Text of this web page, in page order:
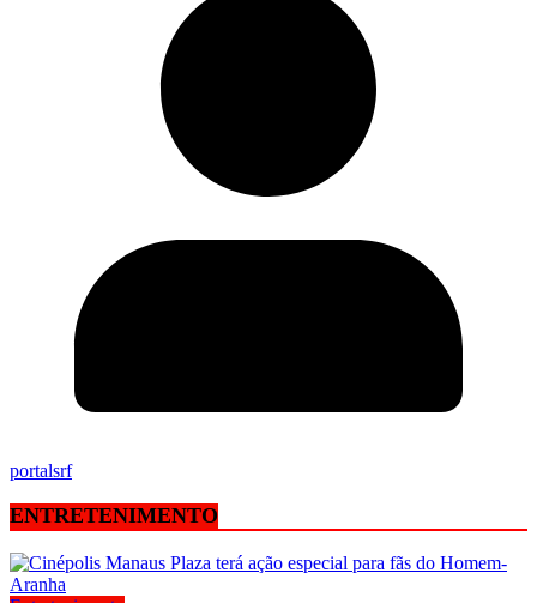
portalsrf
ENTRETENIMENTO